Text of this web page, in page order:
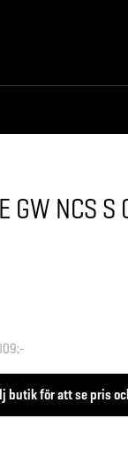
GW NCS
butik för att se pris